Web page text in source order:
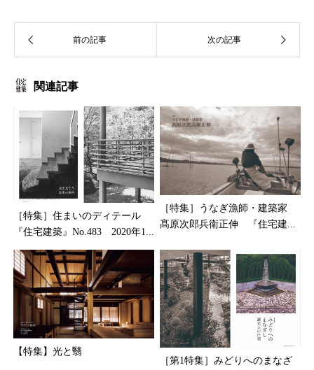
関連記事
［特集］住まいのディテール
『住宅建築』No.483 2020年1...
［特集］うなぎ漁師・建築家
髙原次郎兵衛正伸 『住宅建...
【特集】光と翳
［第1特集］みどりへのまなざ